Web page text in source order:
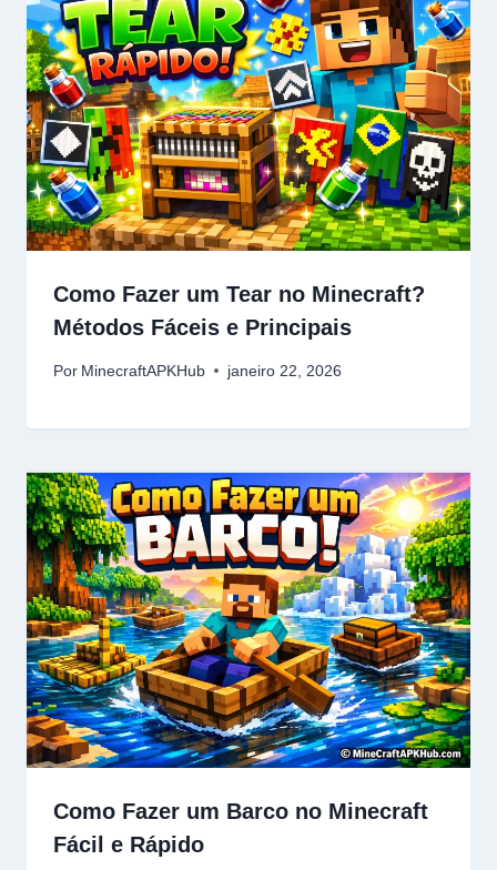
Como Fazer um Tear no Minecraft?
Métodos Fáceis e Principais
Por MinecraftAPKHub janeiro 22, 2026
Como Fazer um Barco no Minecraft
Fácil e Rápido